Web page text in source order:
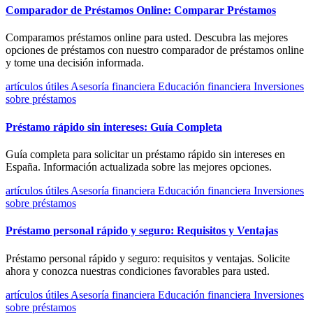
Comparador de Préstamos Online: Comparar Préstamos
Comparamos préstamos online para usted. Descubra las mejores
opciones de préstamos con nuestro comparador de préstamos online
y tome una decisión informada.
artículos útilesAsesoría financiera Educación financiera Inversiones
sobre préstamos
Préstamo rápido sin intereses: Guía Completa
Guía completa para solicitar un préstamo rápido sin intereses en
España. Información actualizada sobre las mejores opciones.
artículos útiles Asesoría financiera Educación financiera Inversiones
sobre préstamos
Préstamo personal rápido y seguro: Requisitos y Ventajas
Préstamo personal rápido y seguro: requisitos y ventajas. Solicite
ahora y conozca nuestras condiciones favorables para usted.
artículos útiles Asesoría financiera Educación financiera Inversiones
sobre préstamos